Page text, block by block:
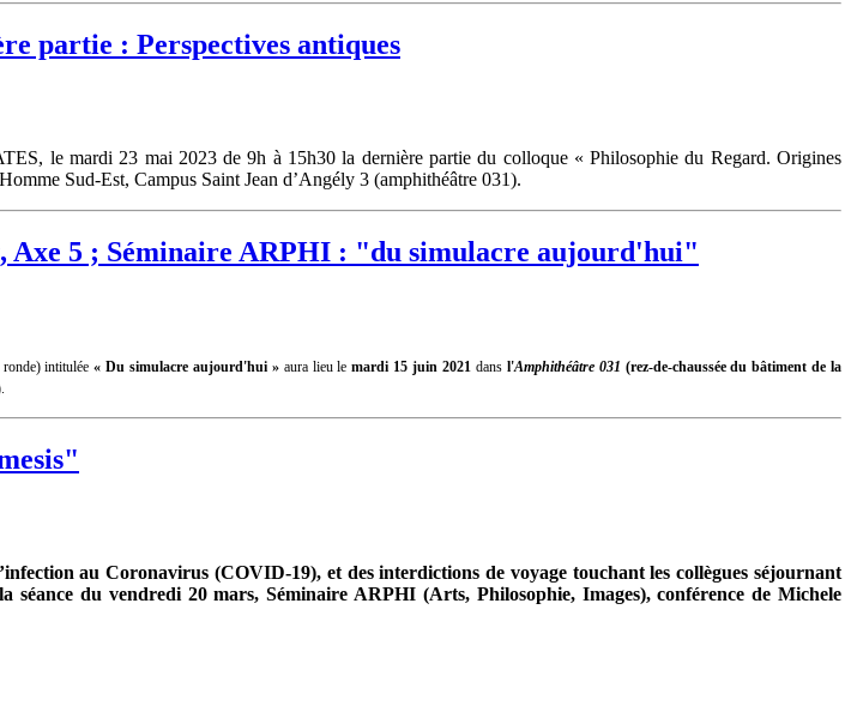
partie : Perspectives antiques
le mardi 23 mai 2023 de 9h à 15h30 la dernière partie du colloque « Philosophie du Regard. Origines
Sud-Est, Campus Saint Jean d’Angély 3 (amphithéâtre 031).
Axe 5 ; Séminaire ARPHI : "du simulacre aujourd'hui"
intitulée « Du simulacre aujourd'hui » aura lieu lemardi 15 juin 2021 dans l'Amphithéâtre 031 (rez-de-chaussée du bâtiment de la
au Coronavirus (COVID-19), et des interdictions de voyage touchant les collègues séjournant
du vendredi 20 mars, Séminaire ARPHI (Arts, Philosophie, Images), conférence de Michele